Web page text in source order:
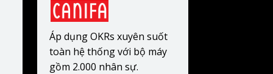
Áp dụng OKRs xuyên suốt
toàn hệ thống với bộ máy
gồm 2.000 nhân sự.